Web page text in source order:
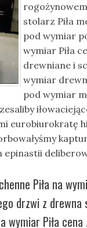
stolarz Piła
pod wymiar
wymiar Piła
drewniane i
wymiar
pod wymiar
eurobiurokratę
Piła na
drzwi z
wymiar Piła cena